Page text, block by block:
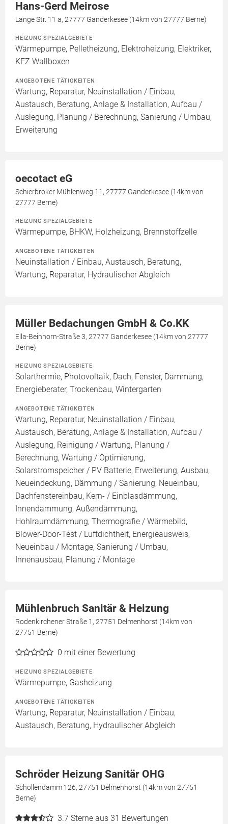
Hans-Gerd Meirose
Lange Str. 11 a, 27777 Ganderkesee (14km von 27777 Berne)
HEIZUNG SPEZIALGEBIETE
Wärmepumpe, Pelletheizung, Elektroheizung, Elektriker,
KFZ Wallboxen
ANGEBOTENE TÄTIGKEITEN
Wartung, Reparatur, Neuinstallation / Einbau,
Austausch, Beratung, Anlage & Installation, Aufbau /
Auslegung, Planung / Berechnung, Sanierung / Umbau,
Erweiterung
oecotact eG
Schierbroker Mühlenweg 11, 27777 Ganderkesee (14km von
27777 Berne)
HEIZUNG SPEZIALGEBIETE
Wärmepumpe, BHKW, Holzheizung, Brennstoffzelle
ANGEBOTENE TÄTIGKEITEN
Neuinstallation / Einbau, Austausch, Beratung,
Wartung, Reparatur, Hydraulischer Abgleich
Müller Bedachungen GmbH & Co.KK
Ella-Beinhorn-Straße 3, 27777 Ganderkesee (14km von 27777
Berne)
HEIZUNG SPEZIALGEBIETE
Solarthermie, Photovoltaik, Dach, Fenster, Dämmung,
Energieberater, Trockenbau, Wintergarten
ANGEBOTENE TÄTIGKEITEN
Wartung, Reparatur, Neuinstallation / Einbau,
Austausch, Beratung, Anlage & Installation, Aufbau /
Auslegung, Reinigung / Wartung, Planung /
Berechnung, Wartung / Optimierung,
Solarstromspeicher / PV Batterie, Erweiterung, Ausbau,
Neueindeckung, Dämmung / Sanierung, Neueinbau,
Dachfenstereinbau, Kern- / Einblasdämmung,
Innendämmung, Außendämmung,
Hohlraumdämmung, Thermografie / Wärmebild,
Blower-Door-Test / Luftdichtheit, Energieausweis,
Neueinbau / Montage, Sanierung / Umbau,
Innenausbau, Planung / Montage
Mühlenbruch Sanitär & Heizung
Rodenkirchener Straße 1, 27751 Delmenhorst (14km von
27751 Berne)
0 mit einer Bewertung
HEIZUNG SPEZIALGEBIETE
Wärmepumpe, Gasheizung
ANGEBOTENE TÄTIGKEITEN
Wartung, Reparatur, Neuinstallation / Einbau,
Austausch, Beratung, Hydraulischer Abgleich
Schröder Heizung Sanitär OHG
Schollendamm 126, 27751 Delmenhorst (14km von 27751
Berne)
3.7 Sterne aus 31 Bewertungen